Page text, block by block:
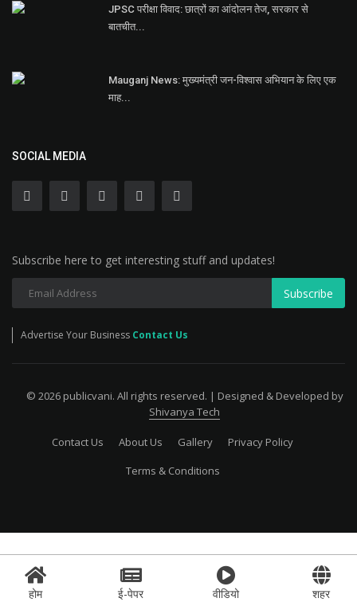
होम ई-पेपर वीडियो शहर
JPSC परीक्षा विवाद: छात्रों का आंदोलन तेज, सरकार से
बातचीत...
Mauganj News: मुख्यमंत्री जन-विश्वास अभियान के लिए एक
माह...
SOCIAL MEDIA
Subscribe here to get interesting stuff and updates!
Subscribe
Advertise Your Business Contact Us
© 2026 publicvani. All rights reserved. | Designed & Developed by
Shivanya Tech
Contact Us About Us Gallery
Privacy Policy
Terms & Conditions